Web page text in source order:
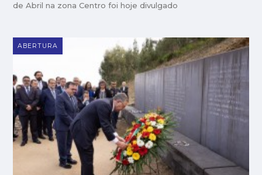
de Abril na zona Centro foi hoje divulgado
ABERTURA